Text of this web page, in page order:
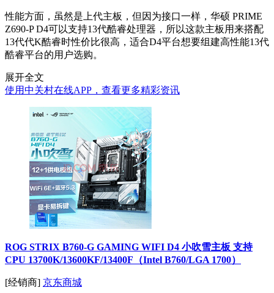
性能方面，虽然是上代主板，但因为接口一样，华硕 PRIME
Z690-P D4可以支持13代酷睿处理器，所以这款主板用来搭配
13代代K酷睿时性价比很高，适合D4平台想要组建高性能13代
酷睿平台的用户选购。
展开全文
使用中关村在线APP，查看更多精彩资讯
ROG STRIX B760-G GAMING WIFI D4 小吹雪主板 支持
CPU 13700K/13600KF/13400F（Intel B760/LGA 1700）
[经销商] 京东商城